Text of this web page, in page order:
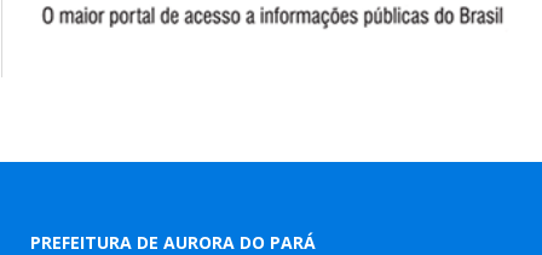
PREFEITURA DE AURORA DO PARÁ